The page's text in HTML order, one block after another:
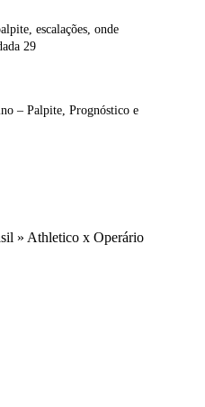
escalações, onde
29
– Palpite, Prognóstico e
» Athletico x Operário